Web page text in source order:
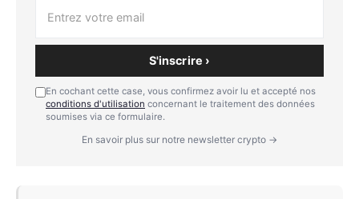
S'inscrire ›
En cochant cette case, vous confirmez avoir lu et accepté nos
conditions d'utilisation concernant le traitement des données
soumises via ce formulaire.
En savoir plus sur notre newsletter crypto →